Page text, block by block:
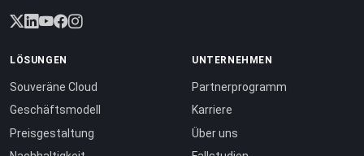
LÖSUNGEN
Souveräne Cloud
Geschäftsmodell
Preisgestaltung
UNTERNEHMEN
Partnerprogramm
Karriere
Über uns